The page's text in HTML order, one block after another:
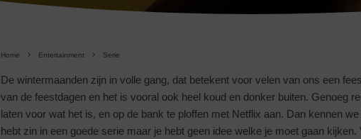
Home Entertainment Serie
De wintermaanden zijn in volle gang, dat betekent voor velen van ons een
van de feestdagen en het is vooral ook heel koud en donker buiten. Genoeg
laten voor wat het is, en op de bank te ploffen met Netflix aan. Dan kennen
hebt zin in een goede serie maar je hebt geen idee welke je moet gaan